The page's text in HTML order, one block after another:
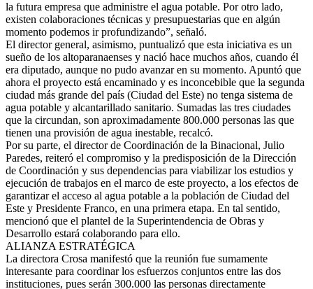
la futura empresa que administre el agua potable. Por otro lado,
existen colaboraciones técnicas y presupuestarias que en algún
momento podemos ir profundizando”, señaló.
El director general, asimismo, puntualizó que esta iniciativa es un
sueño de los altoparanaenses y nació hace muchos años, cuando él
era diputado, aunque no pudo avanzar en su momento. Apuntó que
ahora el proyecto está encaminado y es inconcebible que la segunda
ciudad más grande del país (Ciudad del Este) no tenga sistema de
agua potable y alcantarillado sanitario. Sumadas las tres ciudades
que la circundan, son aproximadamente 800.000 personas las que
tienen una provisión de agua inestable, recalcó.
Por su parte, el director de Coordinación de la Binacional, Julio
Paredes, reiteró el compromiso y la predisposición de la Dirección
de Coordinación y sus dependencias para viabilizar los estudios y
ejecución de trabajos en el marco de este proyecto, a los efectos de
garantizar el acceso al agua potable a la población de Ciudad del
Este y Presidente Franco, en una primera etapa. En tal sentido,
mencionó que el plantel de la Superintendencia de Obras y
Desarrollo estará colaborando para ello.
ALIANZA ESTRATÉGICA
La directora Crosa manifestó que la reunión fue sumamente
interesante para coordinar los esfuerzos conjuntos entre las dos
instituciones, pues serán 300.000 las personas directamente